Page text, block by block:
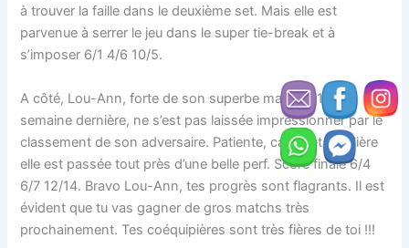
à trouver la faille dans le deuxième set. Mais elle est
parvenue à serrer le jeu dans le super tie-break et à
s’imposer 6/1 4/6 10/5.
A côté, Lou-Ann, forte de son superbe match à 15/4 la
semaine dernière, ne s’est pas laissée impressionner par le
classement de son adversaire. Patiente, calme et régulière
elle est passée tout près d’une belle perf. Score finale 6/4
6/7 12/14. Bravo Lou-Ann, tes progrès sont flagrants. Il est
évident que tu vas gagner de gros matchs très
prochainement. Tes coéquipières sont très fières de toi !!!